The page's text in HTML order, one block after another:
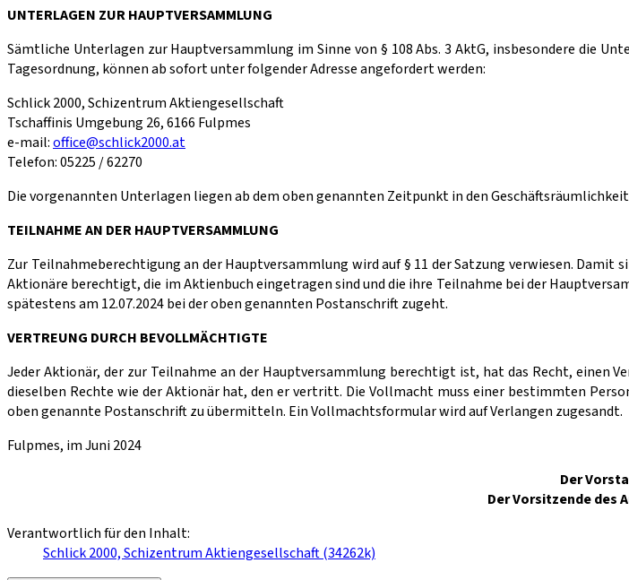
UNTERLAGEN ZUR HAUPTVERSAMMLUNG
Sämtliche Unterlagen zur Hauptversammlung im Sinne von § 108 Abs. 3 AktG, insbesondere die
Tagesordnung, können ab sofort unter folgender Adresse angefordert werden:
Schlick 2000, Schizentrum Aktiengesellschaft
Tschaffinis Umgebung 26, 6166 Fulpmes
e-mail:office@schlick2000.at
Telefon: 05225 / 62270
Die vorgenannten Unterlagen liegen ab dem oben genannten Zeitpunkt in den
TEILNAHME AN DER HAUPTVERSAMMLUNG
Zur Teilnahmeberechtigung an der Hauptversammlung wird auf § 11 der Satzung verwiesen.
Aktionäre berechtigt, die im Aktienbuch eingetragen sind und die ihre Teilnahme bei der
spätestens am 12.07.2024 bei der oben genannten Postanschrift zugeht.
VERTREUNG DURCH BEVOLLMÄCHTIGTE
Jeder Aktionär, der zur Teilnahme an der Hauptversammlung berechtigt ist, hat das Recht,
dieselben Rechte wie der Aktionär hat, den er vertritt. Die Vollmacht muss einer bestimmten
oben genannte Postanschrift zu übermitteln. Ein Vollmachtsformular wird auf Verlangen zugesandt.
Fulpmes, im Juni 2024
Der
Der Vorsitzende des
Verantwortlich für den Inhalt:
Schlick 2000, Schizentrum Aktiengesellschaft (34262k)